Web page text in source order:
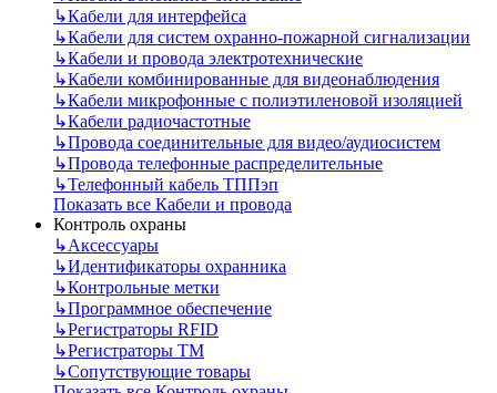
↳Кабели для интерфейса
↳Кабели для систем охранно-пожарной сигнализации
↳Кабели и провода электротехнические
↳Кабели комбинированные для видеонаблюдения
↳Кабели микрофонные с полиэтиленовой изоляцией
↳Кабели радиочастотные
↳Провода соединительные для видео/аудиосистем
↳Провода телефонные распределительные
↳Телефонный кабель ТППэп
Показать все Кабели и провода
Контроль охраны
↳Аксессуары
↳Идентификаторы охранника
↳Контрольные метки
↳Программное обеспечение
↳Регистраторы RFID
↳Регистраторы ТМ
↳Сопутствующие товары